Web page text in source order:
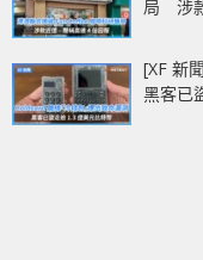
局 涉
[XF 新
黑客已